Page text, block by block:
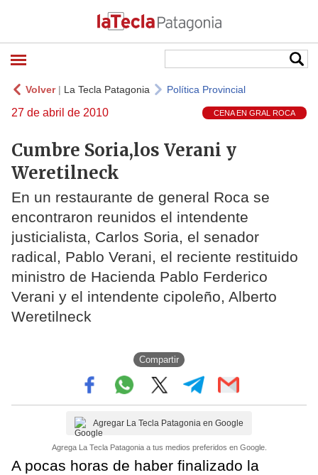
Volver| La Tecla Patagonia Política Provincial
27 de abril de 2010 CENA EN GRAL ROCA
Cumbre Soria,los Verani y
Weretilneck
En un restaurante de general Roca se
encontraron reunidos el intendente
justicialista, Carlos Soria, el senador
radical, Pablo Verani, el reciente restituido
ministro de Hacienda Pablo Ferderico
Verani y el intendente cipoleño, Alberto
Weretilneck
Compartir
Agregar La Tecla Patagonia en Google
Agrega La Tecla Patagonia a tus medios preferidos en Google.
A pocas horas de haber finalizado la